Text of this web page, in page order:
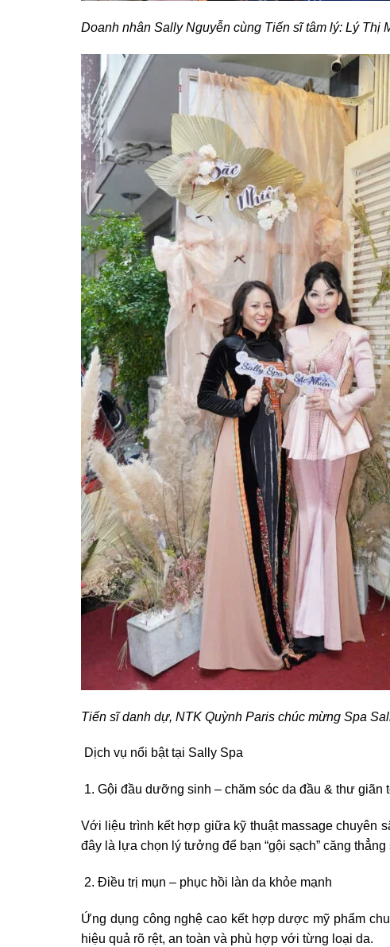
Doanh nhân Sally Nguyễn cùng Tiến sĩ tâm lý: Lý Thị
Tiến sĩ danh dự, NTK Quỳnh Paris chúc mừng Spa
Dịch vụ nổi bật tại Sally Spa
Gội đầu dưỡng sinh – chăm sóc da đầu & thư giãn
Với liệu trình kết hợp giữa kỹ thuật massage chuyên
đây là lựa chọn lý tưởng để bạn “gội sạch” căng
Điều trị mụn – phục hồi làn da khỏe mạnh
Ứng dụng công nghệ cao kết hợp dược mỹ phẩm
hiệu quả rõ rệt, an toàn và phù hợp với từng loại da.